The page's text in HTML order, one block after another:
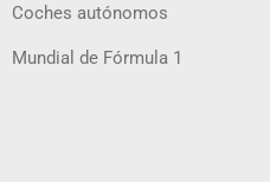
Coches autónomos
Mundial de Fórmula 1